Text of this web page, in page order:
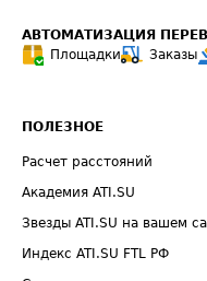
АВТОМАТИЗАЦИЯ
Площадки
Заказы
ПОЛЕЗНОЕ
Расчет расстояний
Академия ATI.SU
Звезды ATI.SU на вашем
Индекс ATI.SU FTL РФ